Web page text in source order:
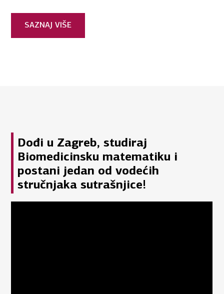
SAZNAJ VIŠE
Dođi u Zagreb, studiraj
Biomedicinsku matematiku i
postani jedan od vodećih
stručnjaka sutrašnjice!